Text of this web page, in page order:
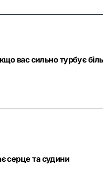
вас сильно турбує
серце та судини